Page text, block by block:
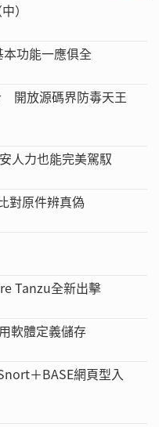
）
功能一應俱全
開放源碼界防毒天王
人力也能完美駕馭
對原件辨真偽
Tanzu全新出擊
軟體定義儲存
＋BASE網頁型入